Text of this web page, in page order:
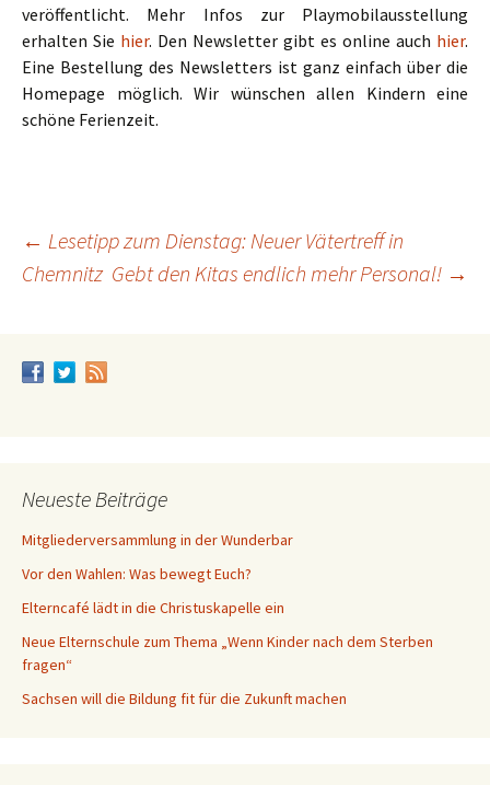
veröffentlicht. Mehr Infos zur Playmobilausstellung
erhalten Sie hier. Den Newsletter gibt es online auch hier.
Eine Bestellung des Newsletters ist ganz einfach über die
Homepage möglich. Wir wünschen allen Kindern eine
schöne Ferienzeit.
Beitrags-
← Lesetipp zum Dienstag: Neuer Vätertreff in
Chemnitz Gebt den Kitas endlich mehr Personal! →
Neueste Beiträge
Mitgliederversammlung in der Wunderbar
Vor den Wahlen: Was bewegt Euch?
Elterncafé lädt in die Christuskapelle ein
Neue Elternschule zum Thema „Wenn Kinder nach dem Sterben
fragen“
Sachsen will die Bildung fit für die Zukunft machen